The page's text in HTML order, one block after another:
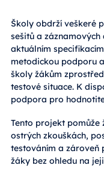
Školy obdrží veškeré
sešitů a
aktuálním
metodickou podporu
školy žákům
testové situace. K
podpora pro
Tento projekt pomůže
ostrých zkouškách,
testováním a zároveň
žáky bez ohledu na